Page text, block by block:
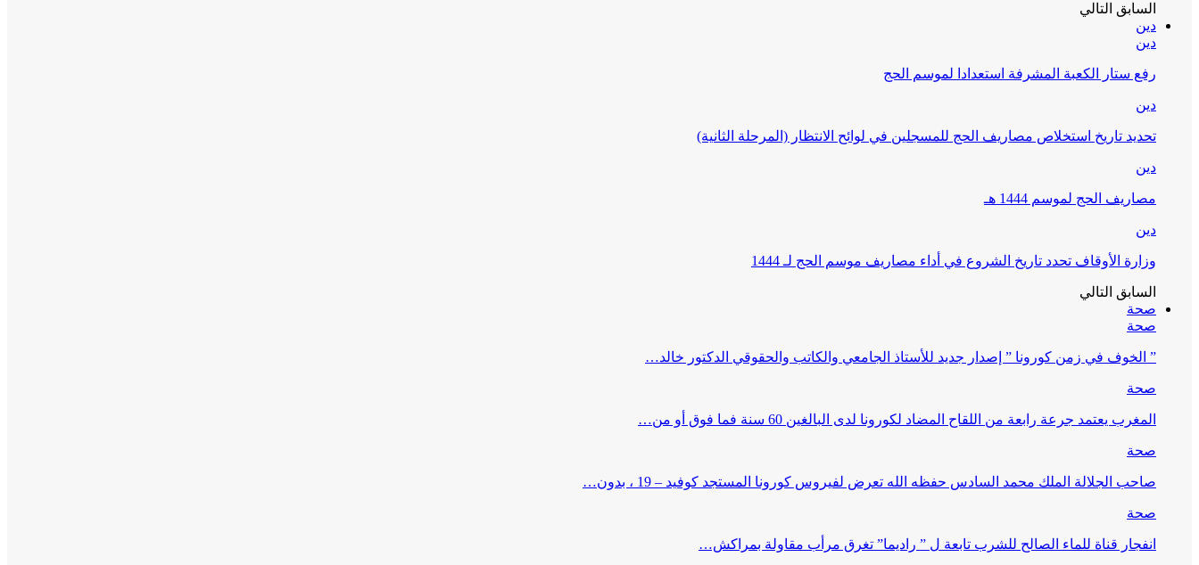
السابق التالي
دين
دين
رفع ستار الكعبة المشرفة استعدادا لموسم الحج
دين
تحديد تاريخ استخلاص مصاريف الحج للمسجلين في لوائح الانتظار (المرحلة الثانية)
دين
مصاريف الحج لموسم 1444 هـ
دين
وزارة الأوقاف تحدد تاريخ الشروع في أداء مصاريف موسم الحج لـ 1444
السابق التالي
صحة
صحة
” الخوف في زمن كورونا ” إصدار جديد للأستاذ الجامعي والكاتب والحقوقي الدكتور خالد…
صحة
المغرب يعتمد جرعة رابعة من اللقاح المضاد لكورونا لدى البالغين 60 سنة فما فوق أو من…
صحة
صاحب الجلالة الملك محمد السادس حفظه الله تعرض لفيروس كورونا المستجد كوفيد – 19 ، بدون…
صحة
انفجار قناة للماء الصالح للشرب تابعة ل ” راديما” تغرق مرأب مقاولة بمراكش…